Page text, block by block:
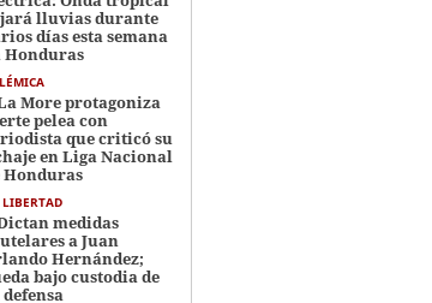
lluvias durante
días esta semana
Honduras
More protagoniza
pelea con
que criticó su
en Liga Nacional
Honduras
medidas
a Juan
Hernández;
bajo custodia de
defensa